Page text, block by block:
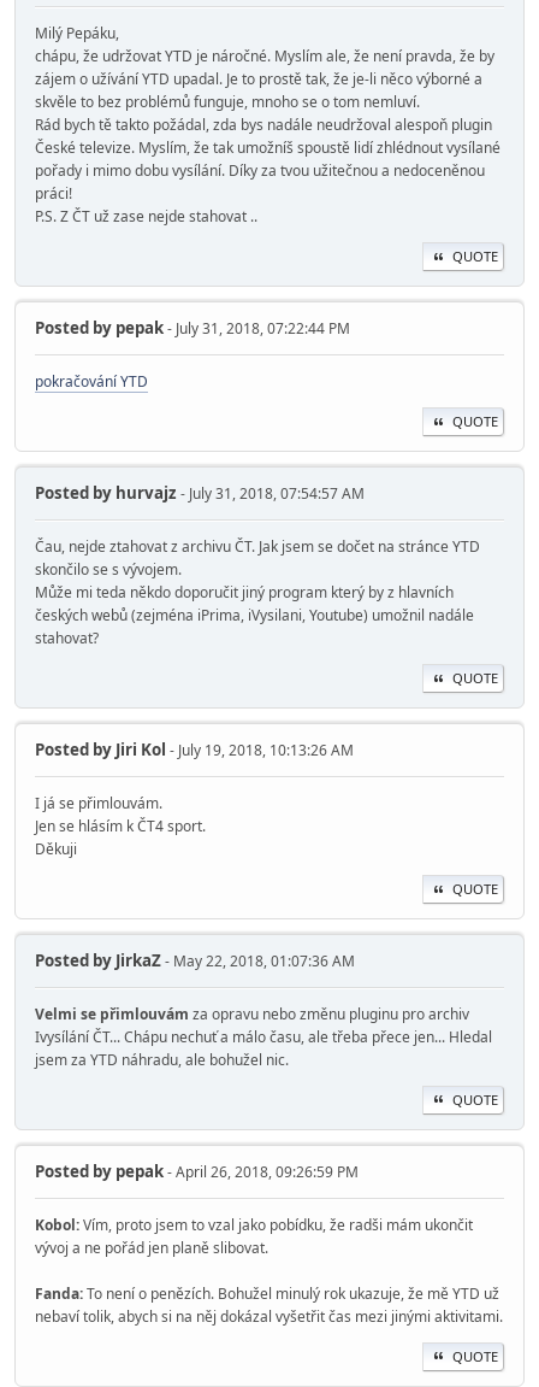
Milý Pepáku,
chápu, že udržovat YTD je náročné. Myslím ale, že není pravda, že by
zájem o užívání YTD upadal. Je to prostě tak, že je-li něco výborné a
skvěle to bez problémů funguje, mnoho se o tom nemluví.
Rád bych tě takto požádal, zda bys nadále neudržoval alespoň plugin
České televize. Myslím, že tak umožníš spoustě lidí zhlédnout vysílané
pořady i mimo dobu vysílání. Díky za tvou užitečnou a nedoceněnou
práci!
P.S. Z ČT už zase nejde stahovat ..
QUOTE
Posted by pepak- July 31, 2018, 07:22:44 PM
pokračování YTD
QUOTE
Posted by hurvajz - July 31, 2018, 07:54:57 AM
Čau, nejde ztahovat z archivu ČT. Jak jsem se dočet na stránce YTD
skončilo se s vývojem.
Může mi teda někdo doporučit jiný program který by z hlavních
českých webů (zejména iPrima, iVysilani, Youtube) umožnil nadále
stahovat?
QUOTE
Posted by Jiri Kol - July 19, 2018, 10:13:26 AM
I já se přimlouvám.
Jen se hlásím k ČT4 sport.
Děkuji
QUOTE
Posted by JirkaZ- May 22, 2018, 01:07:36 AM
Velmi se přimlouvám za opravu nebo změnu pluginu pro archiv
Ivysílání ČT... Chápu nechuť a málo času, ale třeba přece jen... Hledal
jsem za YTD náhradu, ale bohužel nic.
QUOTE
Posted by pepak- April 26, 2018, 09:26:59 PM
Kobol:Vím, proto jsem to vzal jako pobídku, že radši mám ukončit
vývoj a ne pořád jen planě slibovat.
Fanda:To není o penězích. Bohužel minulý rok ukazuje, že mě YTD už
nebaví tolik, abych si na něj dokázal vyšetřit čas mezi jinými aktivitami.
QUOTE